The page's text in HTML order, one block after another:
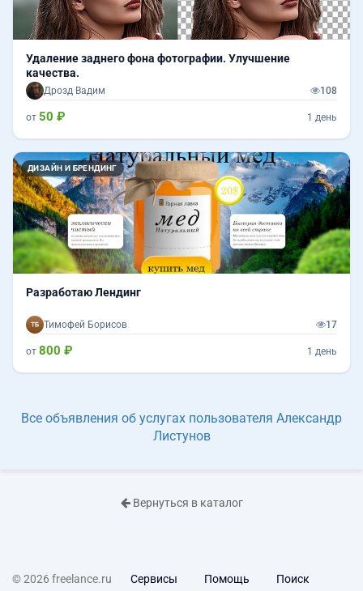
Удаление заднего фона фотографии. Улучшение
качества.
Дрозд Вадим 108
от 50 ₽ 1 день
ДИЗАЙН И БРЕНДИНГ
Разработаю Лендинг
Тимофей Борисов 17
от 800 ₽ 1 день
Все объявления об услугах пользователя Александр
Листунов
Вернуться в каталог
© 2026 freelance.ru Сервисы Помощь Поиск